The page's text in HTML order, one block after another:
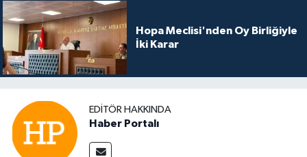
Hopa Meclisi'nden Oy Birliğiyle
İki Karar
EDITÖR HAKKINDA
Haber Portalı